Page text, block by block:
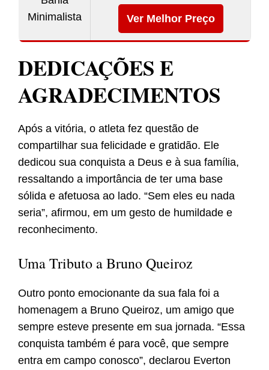
Ver Melhor Preço
DEDICAÇÕES E
AGRADECIMENTOS
Após a vitória, o atleta fez questão de
compartilhar sua felicidade e gratidão. Ele
dedicou sua conquista a Deus e à sua família,
ressaltando a importância de ter uma base
sólida e afetuosa ao lado. “Sem eles eu nada
seria”, afirmou, em um gesto de humildade e
reconhecimento.
Uma Tributo a Bruno Queiroz
Outro ponto emocionante da sua fala foi a
homenagem a Bruno Queiroz, um amigo que
sempre esteve presente em sua jornada. “Essa
conquista também é para você, que sempre
entra em campo conosco”, declarou Everton